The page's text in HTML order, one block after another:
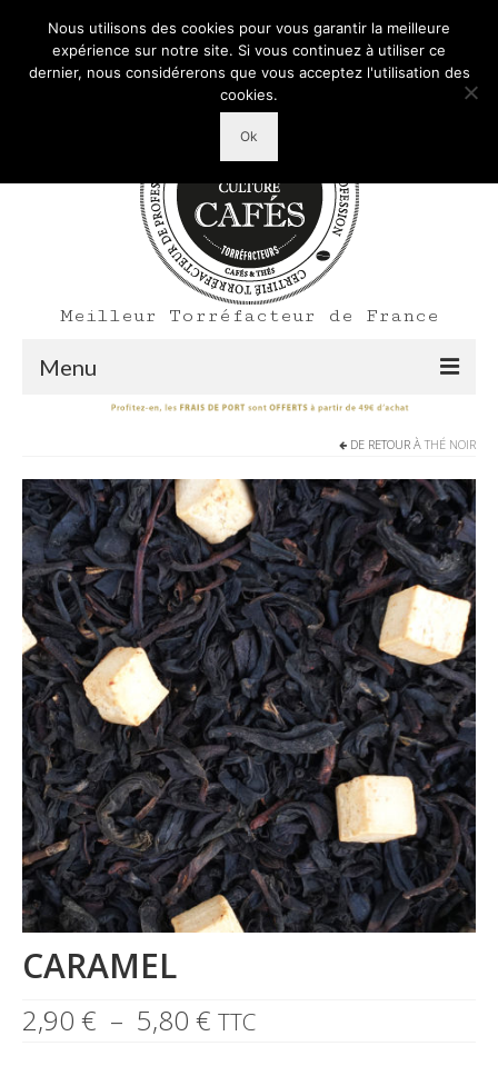
Mon Compte Votre panier d'achats 0,00
Rechercher
Meilleur Torréfacteur de France
Menu
La marque
Où nous trouver
Contact
Professionnels
BUREAUX / PME
HOTELS / RESTAURANTS
CE
Blog
DE RETOUR ÀTHÉ NOIR
CARAMEL
2,90 € – 5,80 € Plage
de
TTC
Nous utilisons des cookies pour vous garantir la meilleure
expérience sur notre site. Si vous continuez à utiliser ce
dernier, nous considérerons que vous acceptez l'utilisation des
cookies.
Ok